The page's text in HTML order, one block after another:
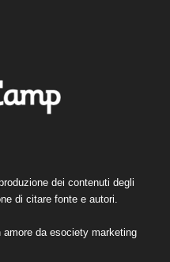
dei contenuti degli
di citare fonte e autori.
amore da esociety marketing